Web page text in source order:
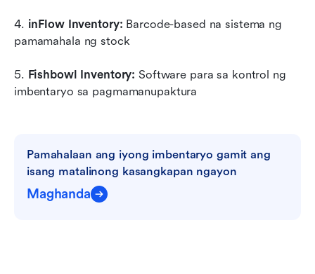
4. inFlow Inventory: Barcode-based na sistema ng
pamamahala ng stock
5. Fishbowl Inventory: Software para sa kontrol ng
imbentaryo sa pagmamanupaktura
Pamahalaan ang iyong imbentaryo gamit ang
isang matalinong kasangkapan ngayon
Maghanda